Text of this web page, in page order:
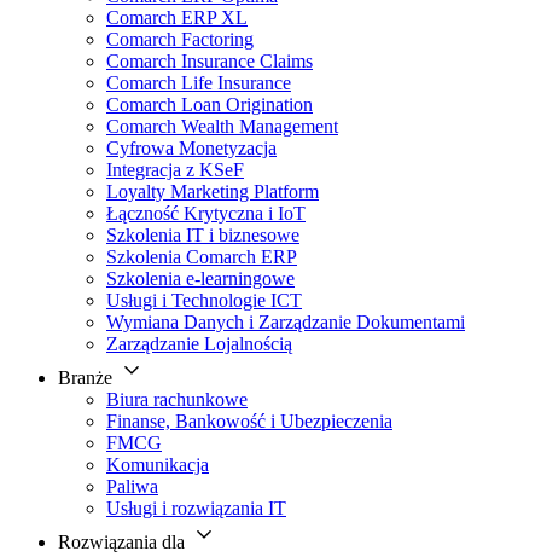
Comarch ERP XL
Comarch Factoring
Comarch Insurance Claims
Comarch Life Insurance
Comarch Loan Origination
Comarch Wealth Management
Cyfrowa Monetyzacja
Integracja z KSeF
Loyalty Marketing Platform
Łączność Krytyczna i IoT
Szkolenia IT i biznesowe
Szkolenia Comarch ERP
Szkolenia e-learningowe
Usługi i Technologie ICT
Wymiana Danych i Zarządzanie Dokumentami
Zarządzanie Lojalnością
Branże
Biura rachunkowe
Finanse, Bankowość i Ubezpieczenia
FMCG
Komunikacja
Paliwa
Usługi i rozwiązania IT
Rozwiązania dla